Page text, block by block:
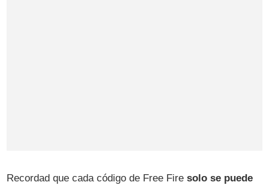
Recordad que cada código de Free Firesolo se puede